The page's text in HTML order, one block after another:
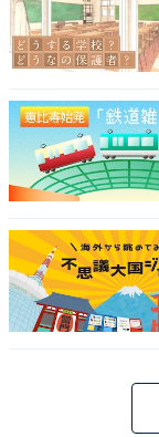
[ザノースフェ
ズボックス2
THE NORTH